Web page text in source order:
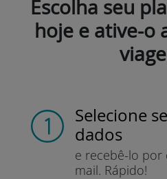
Escolha seu
hoje e ative-o
Selecione
dados
e recebê-lo por
mail. Rápido!